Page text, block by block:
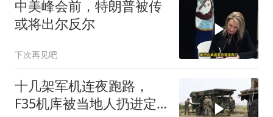
中美峰会前，特朗普被传
或将出尔反尔
下次再见吧
十几架军机连夜跑路，
F35机库被当地人扔进定